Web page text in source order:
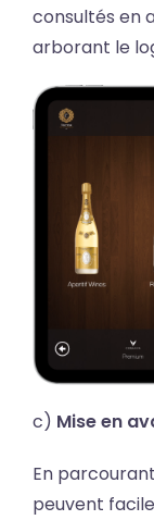
consultés en
arborant le
c) Mise en
En
peuvent